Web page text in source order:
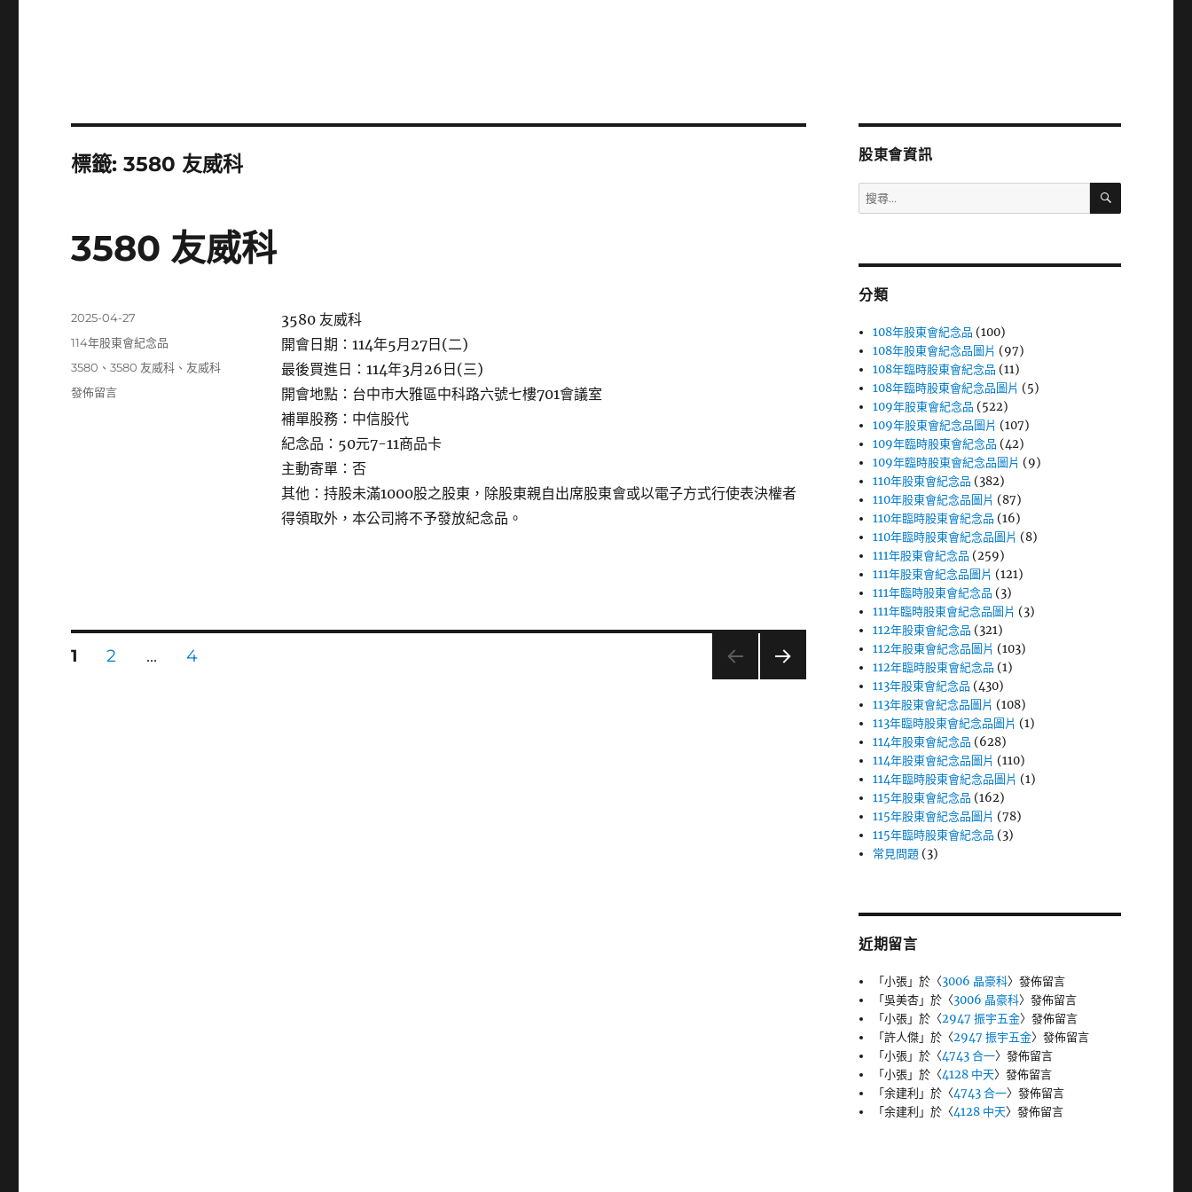
標籤:3580 友威科
3580 友威科
3580 友威科
開會日期：114年5月27日(二)
最後買進日：114年3月26日(三)
開會地點：台中市大雅區中科路六號七樓701會議室
補單股務：中信股代
紀念品：50元7-11商品卡
主動寄單：否
其他：持股未滿1000股之股東，除股東親自出席股東會或以電子方式行使表決權者
得領取外，本公司將不予發放紀念品。
發
期:
2025-04-27
分
114年股東會紀念品
標
籤
3580 、3580 友威科 、 友威科
在
發佈留言
文
頁
1
頁
2 ...
頁
4
股東會資訊
搜
尋
字:
搜
分類
108年股東會紀念品 (100)
108年股東會紀念品圖片 (97)
108年臨時股東會紀念品 (11)
108年臨時股東會紀念品圖片 (5)
109年股東會紀念品 (522)
109年股東會紀念品圖片 (107)
109年臨時股東會紀念品 (42)
109年臨時股東會紀念品圖片 (9)
110年股東會紀念品 (382)
110年股東會紀念品圖片 (87)
110年臨時股東會紀念品 (16)
110年臨時股東會紀念品圖片 (8)
111年股東會紀念品 (259)
111年股東會紀念品圖片 (121)
111年臨時股東會紀念品 (3)
111年臨時股東會紀念品圖片 (3)
112年股東會紀念品 (321)
112年股東會紀念品圖片 (103)
112年臨時股東會紀念品 (1)
113年股東會紀念品 (430)
113年股東會紀念品圖片 (108)
113年臨時股東會紀念品圖片 (1)
114年股東會紀念品 (628)
114年股東會紀念品圖片 (110)
114年臨時股東會紀念品圖片 (1)
115年股東會紀念品 (162)
115年股東會紀念品圖片 (78)
115年臨時股東會紀念品 (3)
常見問題 (3)
近期留言
「小張」於〈3006 晶豪科〉發佈留言
「吳美杏」於〈3006 晶豪科〉發佈留言
「小張」於〈2947 振宇五金〉發佈留言
「許人傑」於〈2947 振宇五金〉發佈留言
「小張」於〈4743 合一〉發佈留言
「小張」於〈4128 中天〉發佈留言
「余建利 」於〈4743 合一〉發佈留言
「余建利 」於〈4128 中天〉發佈留言